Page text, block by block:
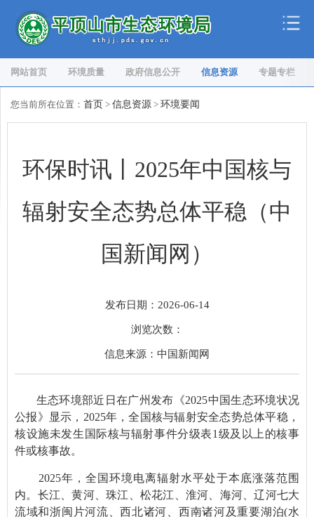
网站首页 环境质量 政府信息公开 信息资源 专题专栏
您当前所在位置： 首页 > 信息资源 > 环境要闻
环保时讯丨2025年中国核与
辐射安全态势总体平稳（中
国新闻网）
发布日期：2026-06-14
浏览次数：
信息来源：中国新闻网
生态环境部近日在广州发布《2025中国生态环境状况
公报》显示，2025年，全国核与辐射安全态势总体平稳，
核设施未发生国际核与辐射事件分级表1级及以上的核事
件或核事故。
2025年，全国环境电离辐射水平处于本底涨落范围
内。长江、黄河、珠江、松花江、淮河、海河、辽河七大
流域和浙闽片河流、西北诸河、西南诸河及重要湖泊(水